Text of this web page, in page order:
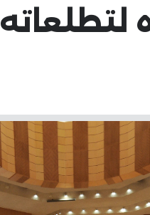
لتطلعاته